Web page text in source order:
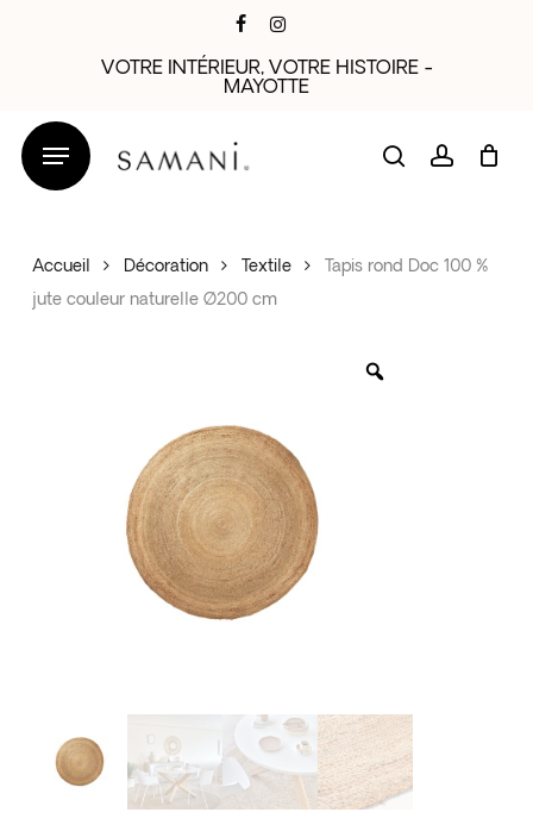
VOTRE INTÉRIEUR, VOTRE HISTOIRE -
MAYOTTE
searchaccount
Accueil Décoration Textile
Tapis rond Doc 100 %
jute couleur naturelle Ø200 cm